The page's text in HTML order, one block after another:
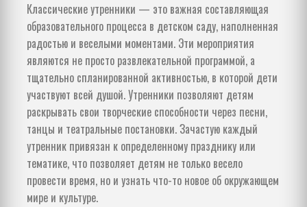
Классические утренники — это важная составляющая
образовательного процесса в детском саду, наполненная
радостью и веселыми моментами. Эти мероприятия
являются не просто развлекательной программой, а
тщательно спланированной активностью, в которой дети
участвуют всей душой. Утренники позволяют детям
раскрывать свои творческие способности через песни,
танцы и театральные постановки. Зачастую каждый
утренник привязан к определенному празднику или
тематике, что позволяет детям не только весело
провести время, но и узнать что-то новое об окружающем
мире и культуре.